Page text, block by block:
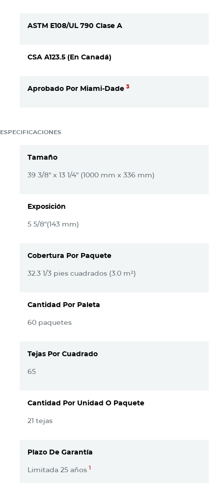
ASTM E108/UL 790 Clase A
CSA A123.5 (En Canadá)
Aprobado Por Miami-Dade 3
ESPECIFICACIONES
Tamaño
39 3/8" x 13 1/4" (1000 mm x 336 mm)
Exposición
5 5/8"(143 mm)
Cobertura Por Paquete
32.3 1/3 pies cuadrados (3.0 m²)
Cantidad Por Paleta
60 paquetes
Tejas Por Cuadrado
65
Cantidad Por Unidad O Paquete
21 tejas
Plazo De Garantía
Limitada 25 años 1